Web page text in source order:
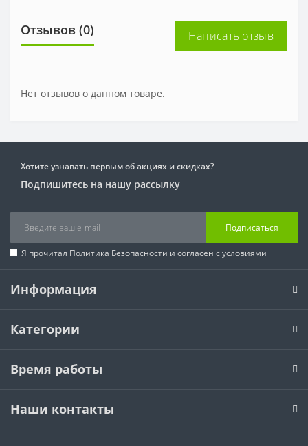
Отзывов (0) Написать отзыв
Нет отзывов о данном товаре.
Хотите узнавать первым об акциях и скидках?
Подпишитесь на нашу рассылку
Подписаться
Я прочитал Политика Безопасности и согласен с условиями
Информация
Категории
Время работы
Наши контакты